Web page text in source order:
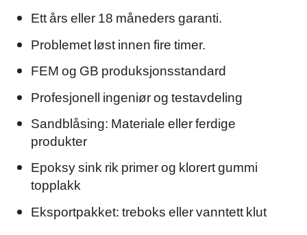
Ett års eller 18 måneders garanti.
Problemet løst innen fire timer.
FEM og GB produksjonsstandard
Profesjonell ingeniør og testavdeling
Sandblåsing: Materiale eller ferdige
produkter
Epoksy sink rik primer og klorert gummi
topplakk
Eksportpakket: treboks eller vanntett klut